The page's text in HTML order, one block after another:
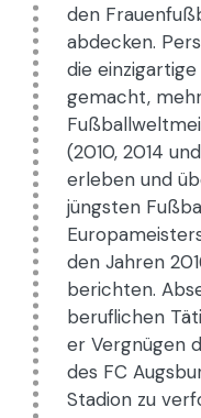
den
abdecken.
die
gemacht,
(2010, 2014
erleben und
jüngsten
den Jahren
berichten.
beruflichen
er Vergnügen
des FC
Stadion zu